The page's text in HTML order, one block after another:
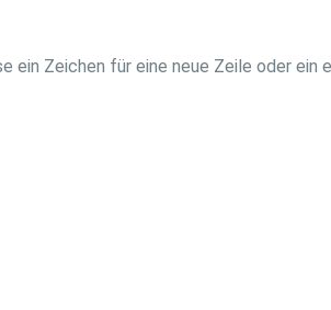
ein Zeichen für eine neue Zeile oder ein